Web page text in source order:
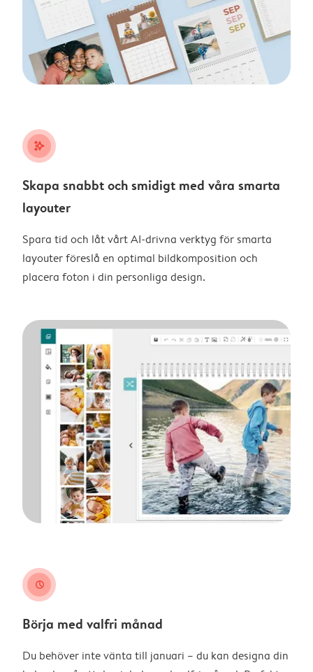
stars_plus
Skapa snabbt och smidigt med våra smarta
layouter
Spara tid och låt vårt AI-drivna verktyg för smarta
layouter föreslå en optimal bildkomposition och
placera foton i din personliga design.
clock
Börja med valfri månad
Du behöver inte vänta till januari – du kan designa din